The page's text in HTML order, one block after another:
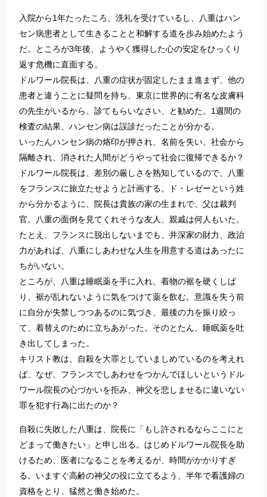
入院から1年たったころ、洗礼を受けているし、八重はハン
セン病患者として生きることと和解する道を歩み始めたよう
だ。ところが3年後、ようやく獲得した心の安定をひっくり
返す危機に直面する。
ドルワール院長は、八重の症状が固定したまま進まず、他の
患者と違うことに疑問を持ち、東京に世界的に有名な皮膚科
の先生がいるから、診てもらいなさい、と勧めた。1週間の
検査の結果、ハンセン病は誤診だったことが分かる。
いったんハンセン病の烙印が押され、名前を失い、社会から
隔離され、消された人間がどうやって社会に復帰できるか？
ドルワール院長は、差別の厳しさを熟知しているので、八重
をフランスに旅立たせようと計画する。ド・レゼーという姓
から分かるように、院長は貴族の家の生まれで、父は裁判
官。八重の面倒を見てくれそうな友人、親戚は何人もいた。
たとえ、フランスに脱出しないまでも、井深家の財力、政治
力があれば、八重にしあわせな人生を用意する道はあったに
ちがいない。
ところが、八重は睡眠薬を手に入れ、着物の裾を硬くしば
り、裾が乱れないように気をつけて薬を飲む。意識を失う前
に自分が失禁しつつあるのに気づき、最後の力を振り絞っ
て、着替えのために立ちあがった。そのとたん、睡眠薬を吐
き出してしまった。
キリスト教は、自殺を大罪としていましめているのを考えれ
ば、なぜ、フランスでしあわせをつかんでほしいというドル
ワール院長の心づかいを拒み、神父を悲しませるに違いない
罪を犯す行為に出たのか？
自殺に失敗した八重は、院長に「もし許されるならここにと
どまって働きたい」と申し出る。はじめドルワール院長を助
けるため、医者になることを考えるが、時間がかかりすぎ
る。いますぐ高齢の神父の役に立てるよう、半年で看護婦の
資格をとり、猛然と働き始めた。